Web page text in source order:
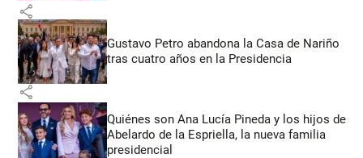
share
Gustavo Petro abandona la Casa de Nariño
tras cuatro años en la Presidencia
share
Quiénes son Ana Lucía Pineda y los hijos de
Abelardo de la Espriella, la nueva familia
presidencial